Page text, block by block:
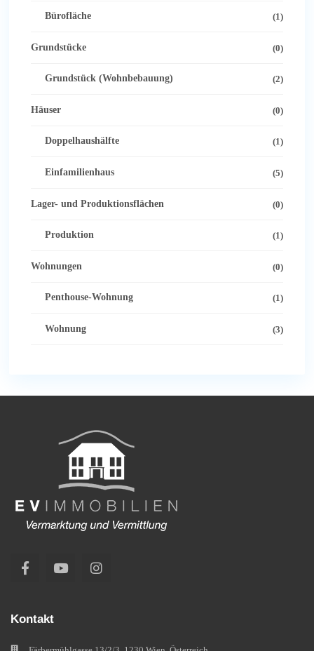
Bürofläche (1)
Grundstücke (0)
Grundstück (Wohnbebauung) (2)
Häuser (0)
Doppelhaushälfte (1)
Einfamilienhaus (5)
Lager- und Produktionsflächen (0)
Produktion (1)
Wohnungen (0)
Penthouse-Wohnung (1)
Wohnung (3)
Kontakt